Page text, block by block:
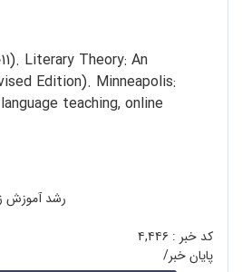
Literary Theory: An
Edition). Minneapolis:
teaching, online
رشد آموزش
کد خبر : ۴,۴۴۶
پایان خبر/